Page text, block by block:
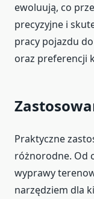
ewoluują, co
precyzyjne i
pracy pojazdu
oraz preferencji
Praktyczne
różnorodne. Od
wyprawy
narzędziem dla